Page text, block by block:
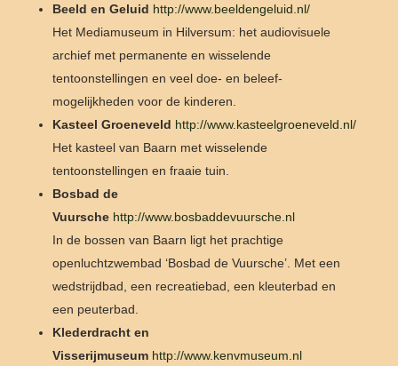
Beeld en Geluid http://www.beeldengeluid.nl/
Het Mediamuseum in Hilversum: het audiovisuele
archief met permanente en wisselende
tentoonstellingen en veel doe- en beleef-
mogelijkheden voor de kinderen.
Kasteel Groeneveld http://www.kasteelgroeneveld.nl/
Het kasteel van Baarn met wisselende
tentoonstellingen en fraaie tuin.
Bosbad de
Vuursche http://www.bosbaddevuursche.nl
In de bossen van Baarn ligt het prachtige
openluchtzwembad ‘Bosbad de Vuursche’. Met een
wedstrijdbad, een recreatiebad, een kleuterbad en
een peuterbad.
Klederdracht en
Visserijmuseum http://www.kenvmuseum.nl